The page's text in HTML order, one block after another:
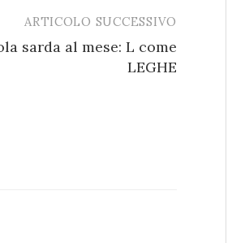
ARTICOLO SUCCESSIVO
sarda al mese: L come
LEGHE